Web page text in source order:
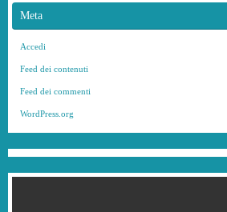
Meta
Accedi
Feed dei contenuti
Feed dei commenti
WordPress.org